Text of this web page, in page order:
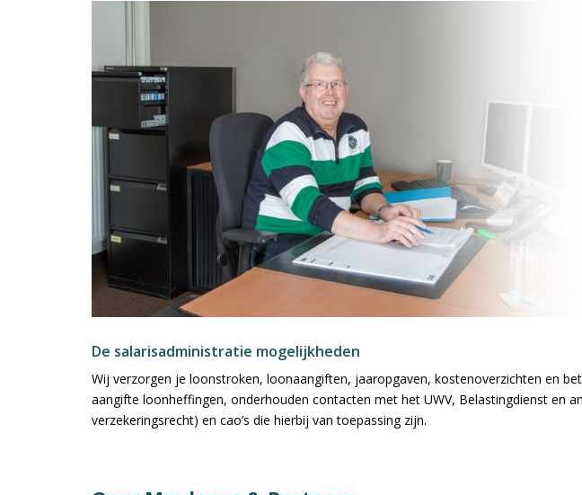
De salarisadministratie mogelijkheden
Wij verzorgen je loonstroken, loonaangiften, jaaropgaven, kostenoverzichten en
aangifte loonheffingen, onderhouden contacten met het UWV, Belastingdienst en
verzekeringsrecht) en cao’s die hierbij van toepassing zijn.